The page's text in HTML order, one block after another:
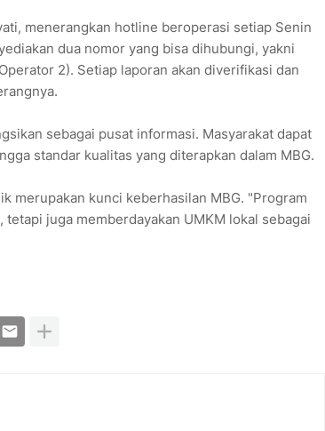
menerangkan hotline beroperasi setiap Senin
dua nomor yang bisa dihubungi, yakni
2). Setiap laporan akan diverifikasi dan
sebagai pusat informasi. Masyarakat dapat
standar kualitas yang diterapkan dalam MBG.
merupakan kunci keberhasilan MBG. "Program
juga memberdayakan UMKM lokal sebagai